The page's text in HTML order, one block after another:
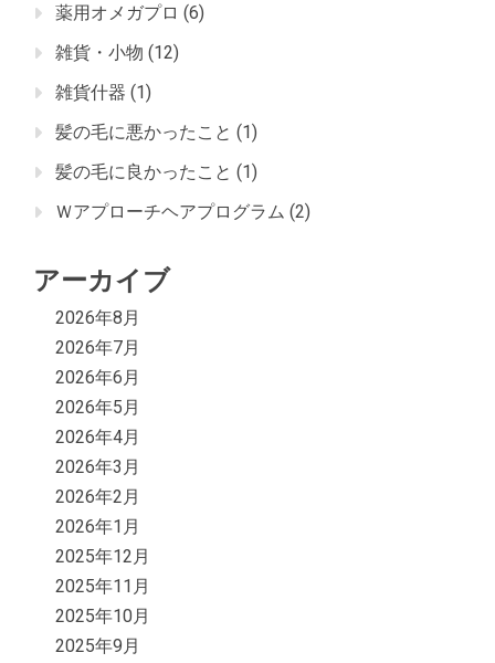
薬用オメガプロ (6)
雑貨・小物 (12)
雑貨什器 (1)
髪の毛に悪かったこと (1)
髪の毛に良かったこと (1)
Ｗアプローチヘアプログラム (2)
アーカイブ
2026年8月
2026年7月
2026年6月
2026年5月
2026年4月
2026年3月
2026年2月
2026年1月
2025年12月
2025年11月
2025年10月
2025年9月